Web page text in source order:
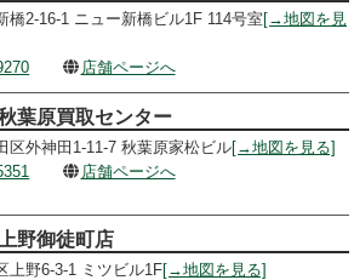
橋2-16-1 ニュー新橋ビル1F 114号室[→地図を見
店舗ページへ
葉原買取センター
区外神田1-11-7 秋葉原家松ビル[→地図を見る]
店舗ページへ
野御徒町店
上野6-3-1 ミツビル1F[→地図を見る]